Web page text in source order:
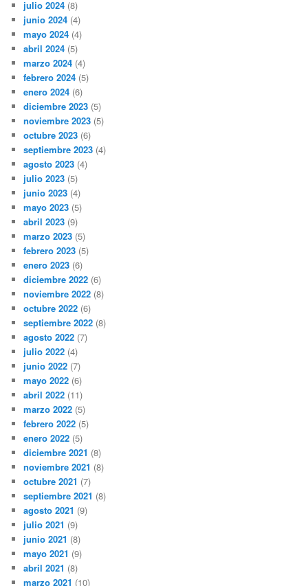
julio 2024 (8)
junio 2024 (4)
mayo 2024 (4)
abril 2024 (5)
marzo 2024 (4)
febrero 2024 (5)
enero 2024 (6)
diciembre 2023 (5)
noviembre 2023 (5)
octubre 2023 (6)
septiembre 2023 (4)
agosto 2023 (4)
julio 2023 (5)
junio 2023 (4)
mayo 2023 (5)
abril 2023 (9)
marzo 2023 (5)
febrero 2023 (5)
enero 2023 (6)
diciembre 2022 (6)
noviembre 2022 (8)
octubre 2022 (6)
septiembre 2022 (8)
agosto 2022 (7)
julio 2022 (4)
junio 2022 (7)
mayo 2022 (6)
abril 2022 (11)
marzo 2022 (5)
febrero 2022 (5)
enero 2022 (5)
diciembre 2021 (8)
noviembre 2021 (8)
octubre 2021 (7)
septiembre 2021 (8)
agosto 2021 (9)
julio 2021 (9)
junio 2021 (8)
mayo 2021 (9)
abril 2021 (8)
marzo 2021 (10)